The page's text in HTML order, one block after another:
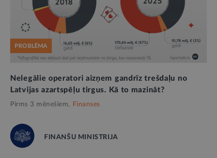
PROBLĒMA
Nelegālie operatori aizņem gandrīz trešdaļu no
Latvijas azartspēļu tirgus. Kā to mazināt?
Pirms 3 mēnešiem, Finanses
FINANŠU MINISTRIJA